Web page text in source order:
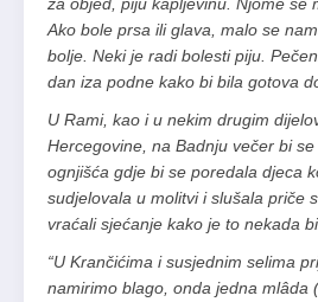
Ako bole prsa ili glava, malo se
bolje. Neki je radi bolesti piju.
dan iza podne kako bi bila gotova
U Rami, kao i u nekim drugim
Hercegovine, na Badnju večer bi
ognjišća gdje bi se poredala djeca
sudjelovala u molitvi i slušala priče
vraćali sjećanje kako je to nekada
“U Krančićima i susjednim selima
namirimo blago, onda jedna mlâda